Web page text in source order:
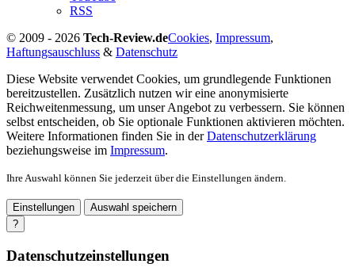
RSS
© 2009 - 2026 Tech-Review.deCookies, Impressum,
Haftungsauschluss & Datenschutz
Diese Website verwendet Cookies, um grundlegende Funktionen
bereitzustellen. Zusätzlich nutzen wir eine anonymisierte
Reichweitenmessung, um unser Angebot zu verbessern. Sie können
selbst entscheiden, ob Sie optionale Funktionen aktivieren möchten.
Weitere Informationen finden Sie in derDatenschutzerklärung
beziehungsweise im Impressum.
Ihre Auswahl können Sie jederzeit über die Einstellungen ändern.
Einstellungen
Auswahl speichern
?
Datenschutzeinstellungen